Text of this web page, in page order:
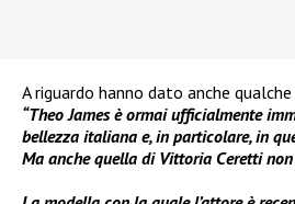
A riguardo hanno dato anche
“Theo James è ormai ufficialmente
bellezza italiana e, in particolare, in
Ma anche quella di Vittoria Ceretti non